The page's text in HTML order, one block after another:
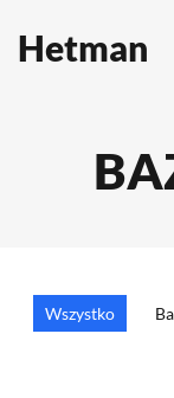
Skip to main
Hetman
Wszystko